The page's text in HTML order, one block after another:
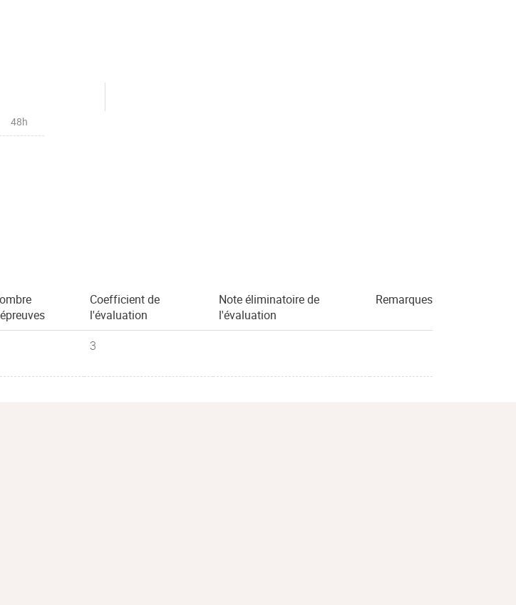
48h
Coefficient de
l'évaluation
Note éliminatoire de
l'évaluation
Remarques
3